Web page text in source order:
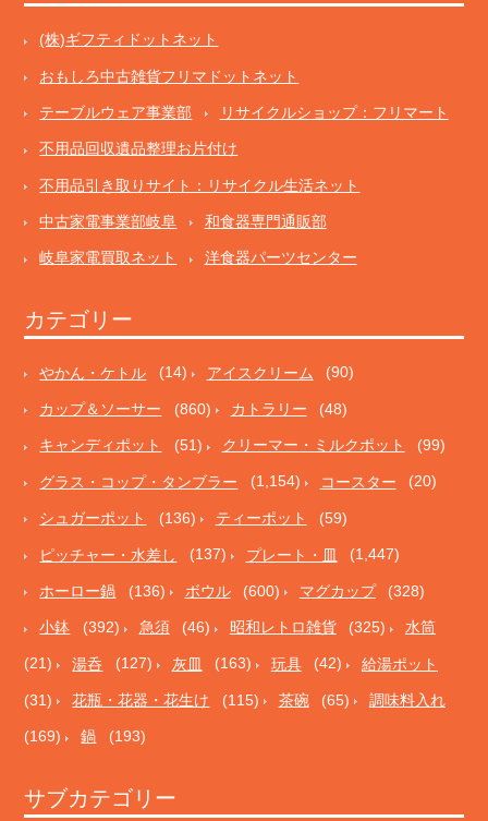
(株)ギフティドットネット
おもしろ中古雑貨フリマドットネット
テーブルウェア事業部 リサイクルショップ：フリマート
不用品回収遺品整理お片付け
不用品引き取りサイト：リサイクル生活ネット
中古家電事業部岐阜 和食器専門通販部
岐阜家電買取ネット 洋食器パーツセンター
カテゴリー
やかん・ケトル (14) アイスクリーム (90)
カップ＆ソーサー (860) カトラリー (48)
キャンディポット (51) クリーマー・ミルクポット (99)
グラス・コップ・タンブラー (1,154) コースター (20)
シュガーポット (136) ティーポット (59)
ピッチャー・水差し (137) プレート・皿 (1,447)
ホーロー鍋 (136) ボウル (600) マグカップ (328)
小鉢 (392) 急須 (46) 昭和レトロ雑貨 (325) 水筒
(21) 湯呑 (127) 灰皿 (163) 玩具 (42) 給湯ポット
(31) 花瓶・花器・花生け (115) 茶碗 (65) 調味料入れ
(169) 鍋 (193)
サブカテゴリー